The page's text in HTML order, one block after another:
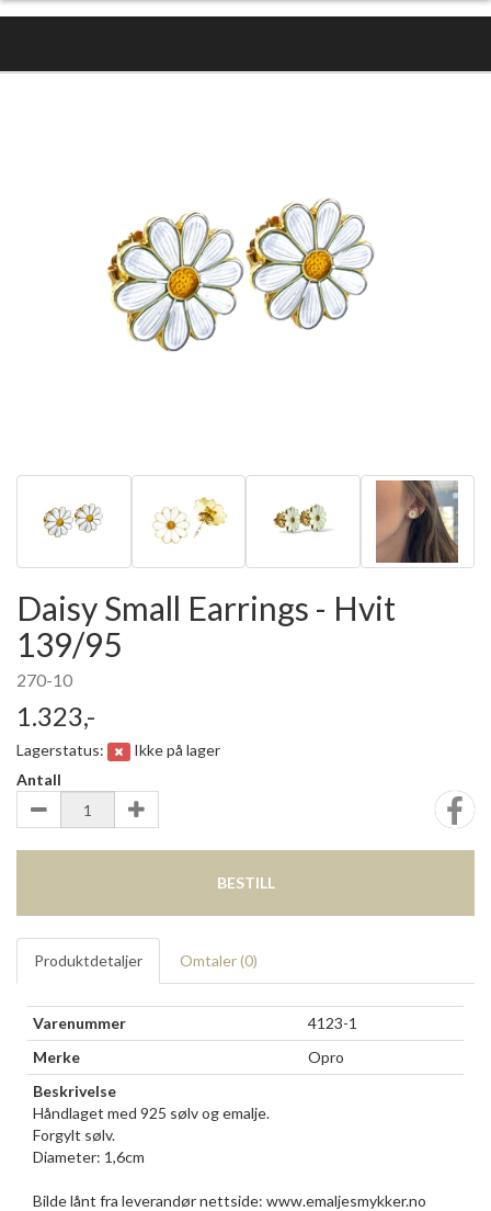
Daisy Small Earrings - Hvit
139/95
270-10
1.323,-
Lagerstatus:
Ikke på lager
Antall
BESTILL
Produktdetaljer Omtaler (0)
Varenummer
4123-1
Merke
Opro
Beskrivelse
Håndlaget med 925 sølv og emalje.
Forgylt sølv.
Diameter: 1,6cm
Bilde lånt fra leverandør nettside: www.emaljesmykker.no